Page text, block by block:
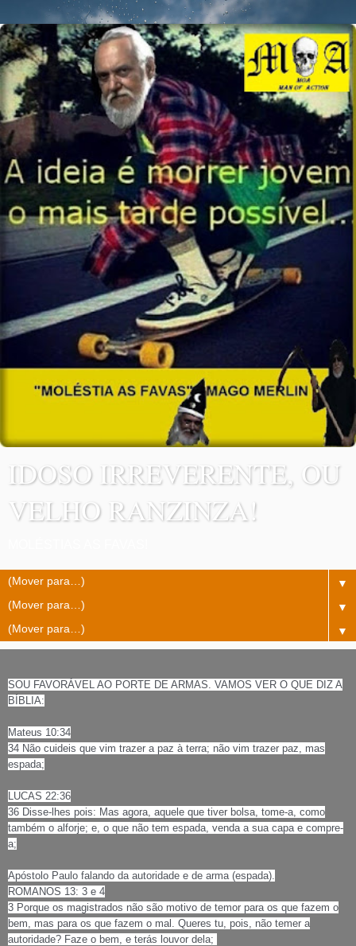
IDOSO IRREVERENTE, OU
VELHO RANZINZA!
▼
▼
▼
SOU FAVORÁVEL AO PORTE DE ARMAS. VAMOS VER O QUE DIZ A
BÍBLIA:
Mateus 10:34
34 Não cuideis que vim trazer a paz à terra; não vim trazer paz, mas
espada;
LUCAS 22:36
36 Disse-lhes pois: Mas agora, aquele que tiver bolsa, tome-a, como
também o alforje; e, o que não tem espada, venda a sua capa e compre-
a;
Apóstolo Paulo falando da autoridade e de arma (espada).
ROMANOS 13: 3 e 4
3 Porque os magistrados não são motivo de temor para os que fazem o
bem, mas para os que fazem o mal. Queres tu, pois, não temer a
autoridade? Faze o bem, e terás louvor dela;